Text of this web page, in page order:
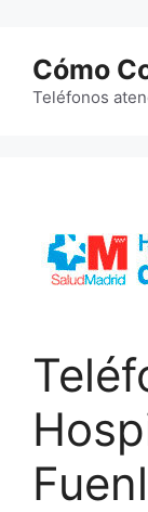
contenido
Cómo
Teléfonos